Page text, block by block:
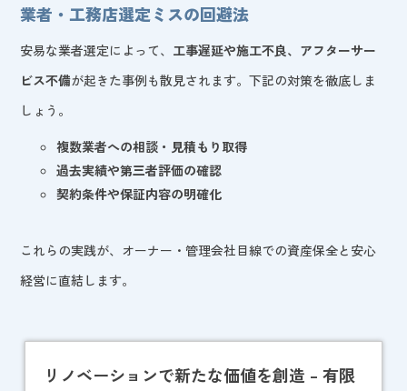
業者・工務店選定ミスの回避法
安易な業者選定によって、 工事遅延や施工不良、アフターサー
ビス不備が起きた事例も散見されます。下記の対策を徹底しま
しょう。
複数業者への相談・見積もり取得
過去実績や第三者評価の確認
契約条件や保証内容の明確化
これらの実践が、オーナー・管理会社目線での資産保全と安心
経営に直結します。
リノベーションで新たな価値を創造 – 有限